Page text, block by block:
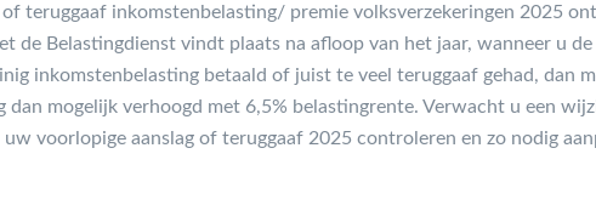
teruggaaf inkomstenbelasting/ premie volksverzekeringen 2025
de Belastingdienst vindt plaats na afloop van het jaar, wanneer u
inkomstenbelasting betaald of juist te veel teruggaaf gehad, dan
mogelijk verhoogd met 6,5% belastingrente. Verwacht u een
voorlopige aanslag of teruggaaf 2025 controleren en zo nodig